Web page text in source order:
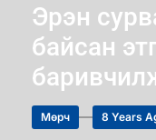
Эрэн
байсан
Мөрч 8 Years